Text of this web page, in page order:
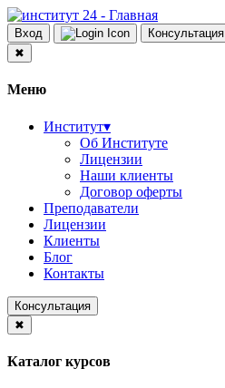
Вход
Консультация
✖
Меню
Институт▾
Об Институте
Лицензии
Наши клиенты
Договор оферты
Преподаватели
Лицензии
Клиенты
Блог
Контакты
Консультация
✖
Каталог курсов